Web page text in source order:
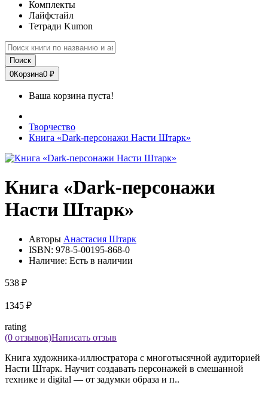
Комплекты
Лайфстайл
Тетради Kumon
Поиск
0Корзина0 ₽
Ваша корзина пуста!
Творчество
Книга «Dark-персонажи Насти Штарк»
Книга «Dark-персонажи
Насти Штарк»
Авторы Анастасия Штарк
ISBN: 978-5-00195-868-0
Наличие: Есть в наличии
538 ₽
1345 ₽
rating
(0 отзывов)Написать отзыв
Книга художника-иллюстратора с многотысячной аудиторией
Насти Штарк. Научит создавать персонажей в смешанной
технике и digital — от задумки образа и п..